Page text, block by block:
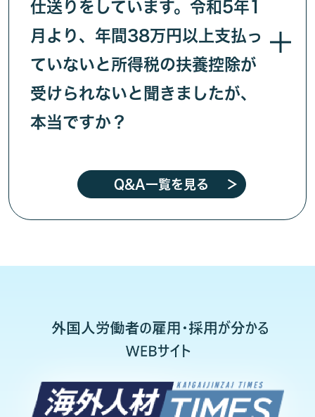
仕送りをしています。令和5年1
月より、年間38万円以上支払っ
ていないと所得税の扶養控除が
受けられないと聞きましたが、
本当ですか？
Q&A一覧を見る ＞